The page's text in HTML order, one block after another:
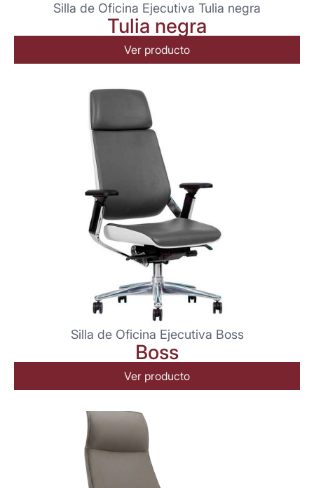
Silla de Oficina Ejecutiva Tulia negra
Tulia negra
Ver producto
Silla de Oficina Ejecutiva Boss
Boss
Ver producto